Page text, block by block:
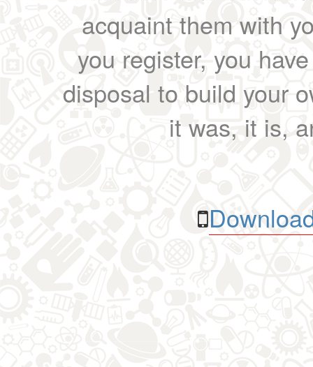
acquaint them with
you register, you
disposal to build your
it was, it is,